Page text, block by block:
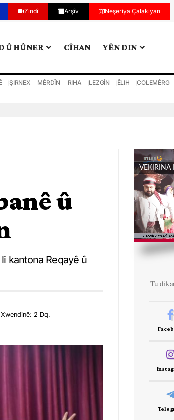
Zindî Arşîv Neşeriya Çalakiyan
Û HÛNER CÎHAN YÊN DIN
ŞIRNEX MÊRDÎN RIHA LEZGÎN ÊLIH COLEMÊRG
û
kantona Reqayê û
2 Dq.
VEKIRINA
Tu